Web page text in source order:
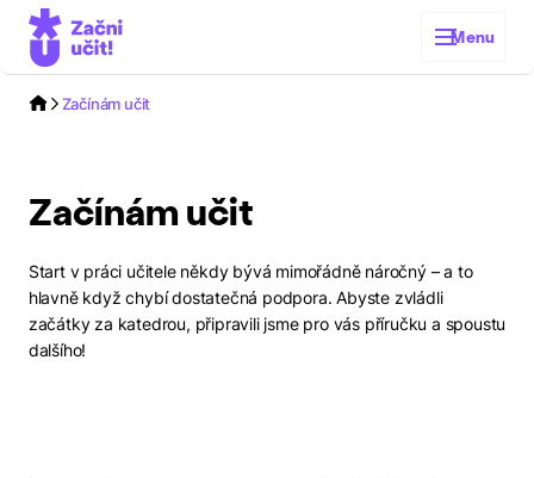
Menu
Začínám učit
Začínám učit
Start v práci učitele někdy bývá mimořádně náročný – a to
hlavně když chybí dostatečná podpora. Abyste zvládli
začátky za katedrou, připravili jsme pro vás příručku a spoustu
dalšího!